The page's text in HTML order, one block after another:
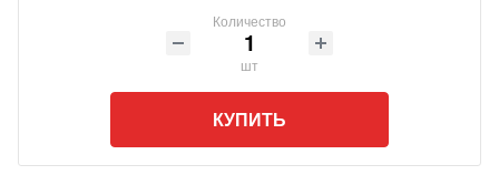
Количество
шт
КУПИТЬ